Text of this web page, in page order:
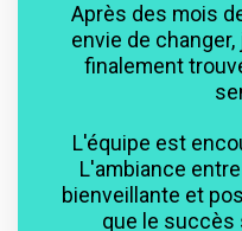
Après des mois
envie de
finalement
L'équipe est
L'ambiance
bienveillante et
que le succès